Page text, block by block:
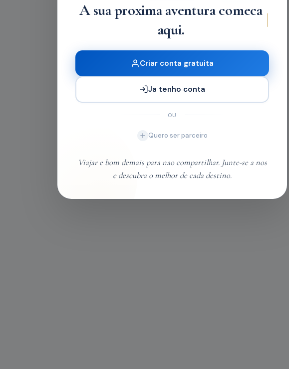
A sua proxima aventura comeca
aqui.
Criar conta gratuita
Ja tenho conta
OU
Quero ser parceiro
Viajar e bom demais para nao compartilhar. Junte-se a nos
e descubra o melhor de cada destino.